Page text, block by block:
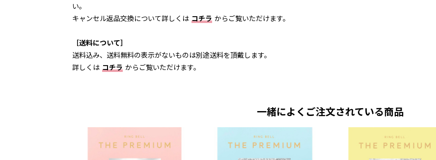
い。
キャンセル返品交換について詳しくは コチラ からご覧いただけます。
［送料について］
送料込み、送料無料の表示がないものは別途送料を頂戴します。
詳しくは コチラ からご覧いただけます。
一緒によくご注文されている商品